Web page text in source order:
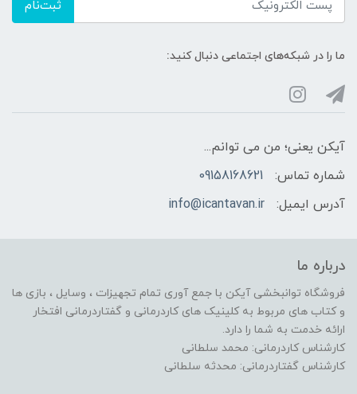
ثبت‌نام
ما را در شبکه‌های اجتماعی دنبال کنید:
آیکن یعنی؛ من می توانم...
شماره تماس:
09158168621
آدرس ایمیل:
info@icantavan.ir
درباره ما
فروشگاه توانبخشی آیکن با جمع آوری تمام تجهیزات ، وسایل ، بازی ها
و کتاب های مربوط به کلینیک های کاردرمانی و گفتاردرمانی افتخار
ارائه خدمت به شما را دارد.
کارشناس کاردرمانی: محمد سلطانی
کارشناس گفتاردرمانی: محدثه سلطانی